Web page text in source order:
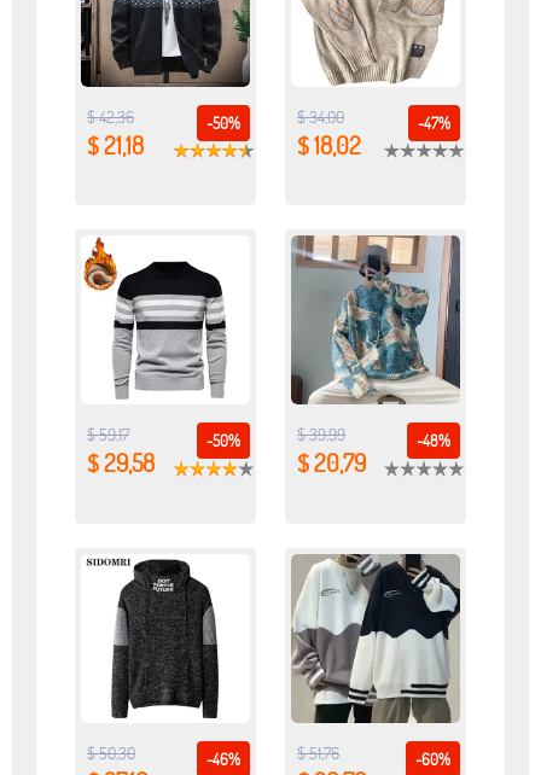
-50%
$ 42,36
$ 21,18
-47%
$ 34,00
$ 18,02
-50%
$ 59,17
$ 29,58
-48%
$ 39,99
$ 20,79
-46%
$ 50,30 -60%
$ 51,76